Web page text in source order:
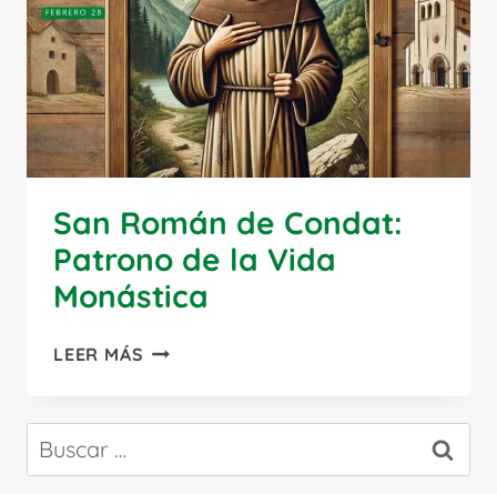
San Román de Condat:
Patrono de la Vida
Monástica
LEER MÁS SAN
CONDAT:
DE
Buscar: